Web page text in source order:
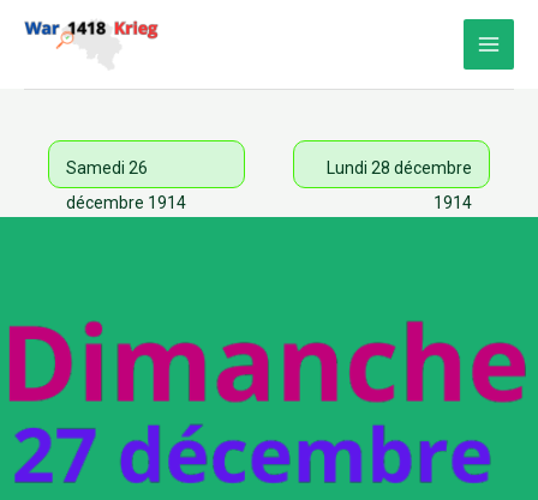
Samedi 26
décembre 1914
Lundi 28 décembre
1914